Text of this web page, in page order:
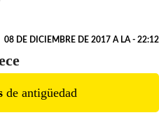
08 DE DICIEMBRE DE 2017 A LA - 22:12
de antigüedad